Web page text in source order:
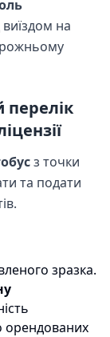
на
з точки
та подати
зразка.
орендованих